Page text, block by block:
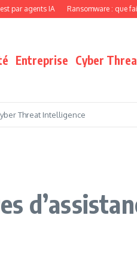
IA Ransomware : que faire
Entreprise Cyber
Threat Intelligence